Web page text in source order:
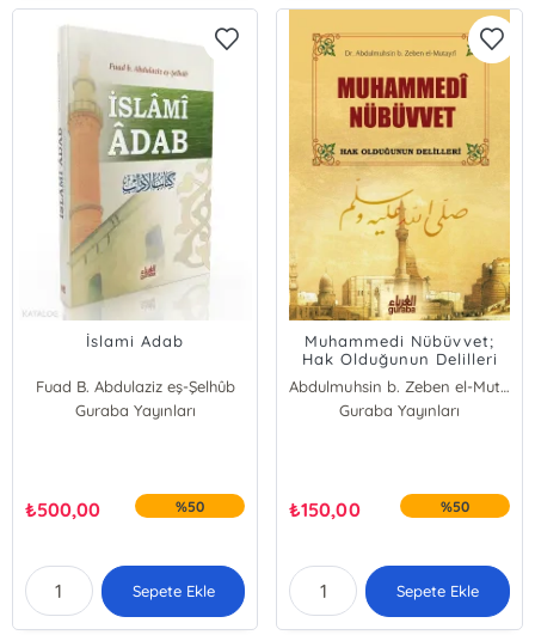
İslami Adab
Fuad B. Abdulaziz eş-Şelhûb
Guraba Yayınları
₺500,00 %50
Sepete Ekle
Muhammedi Nübüvvet;
Hak Olduğunun Delilleri
Abdulmuhsin b. Zeben el-Mutayri
Guraba Yayınları
₺150,00 %50
Sepete Ekle